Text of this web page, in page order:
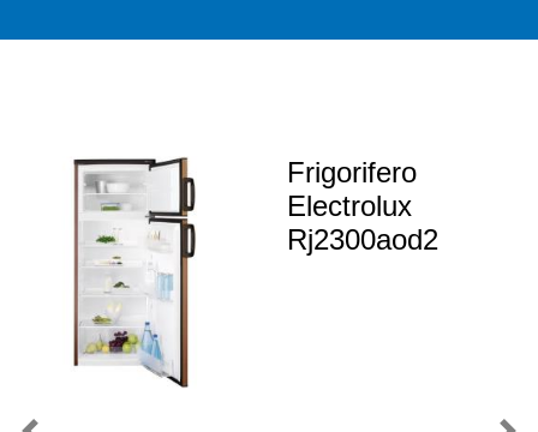
Frigorifero
Electrolux
Rj2300aod2